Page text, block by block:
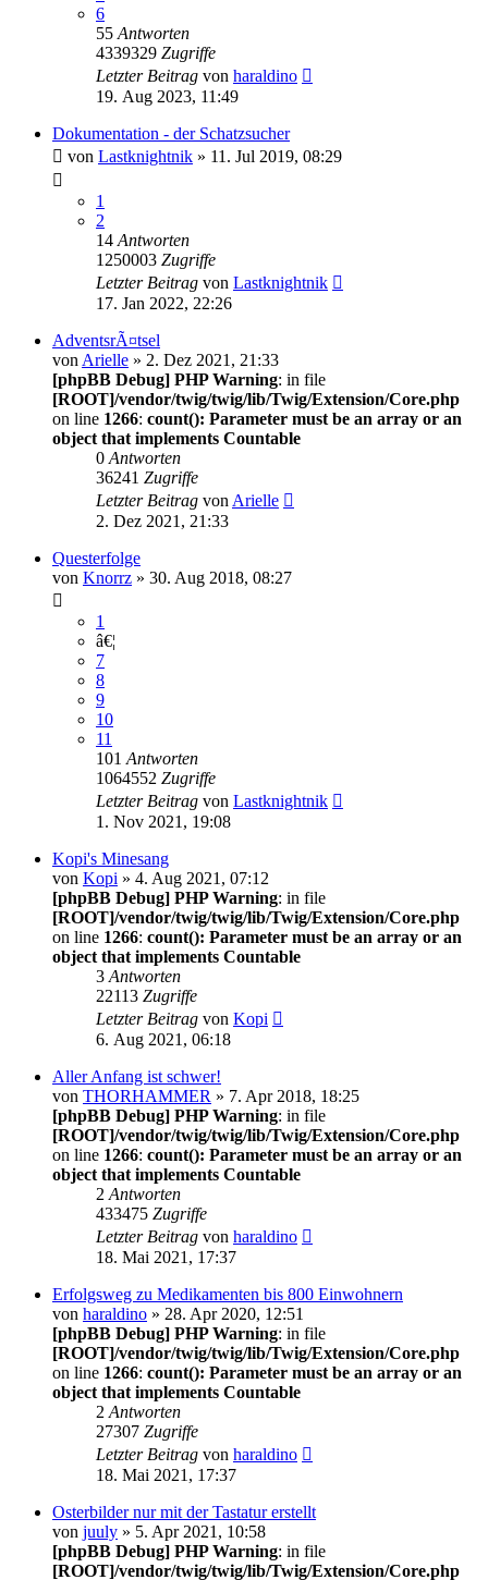
6
55 Antworten
4339329 Zugriffe
Letzter Beitrag von haraldino
19. Aug 2023, 11:49
Dokumentation - der Schatzsucher
von Lastknightnik » 11. Jul 2019, 08:29
1
2
14 Antworten
1250003 Zugriffe
Letzter Beitrag von Lastknightnik
17. Jan 2022, 22:26
AdventsrÃ¤tsel
von Arielle » 2. Dez 2021, 21:33
[phpBB Debug] PHP Warning: in file
[ROOT]/vendor/twig/twig/lib/Twig/Extension/Core.php
on line 1266: count(): Parameter must be an array or an
object that implements Countable
0 Antworten
36241 Zugriffe
Letzter Beitrag von Arielle
2. Dez 2021, 21:33
Questerfolge
von Knorrz » 30. Aug 2018, 08:27
1
â€¦
7
8
9
10
11
101 Antworten
1064552 Zugriffe
Letzter Beitrag von Lastknightnik
1. Nov 2021, 19:08
Kopi's Minesang
von Kopi » 4. Aug 2021, 07:12
[phpBB Debug] PHP Warning: in file
[ROOT]/vendor/twig/twig/lib/Twig/Extension/Core.php
on line 1266: count(): Parameter must be an array or an
object that implements Countable
3 Antworten
22113 Zugriffe
Letzter Beitrag von Kopi
6. Aug 2021, 06:18
Aller Anfang ist schwer!
von THORHAMMER » 7. Apr 2018, 18:25
[phpBB Debug] PHP Warning: in file
[ROOT]/vendor/twig/twig/lib/Twig/Extension/Core.php
on line 1266: count(): Parameter must be an array or an
object that implements Countable
2 Antworten
433475 Zugriffe
Letzter Beitrag von haraldino
18. Mai 2021, 17:37
Erfolgsweg zu Medikamenten bis 800 Einwohnern
von haraldino » 28. Apr 2020, 12:51
[phpBB Debug] PHP Warning: in file
[ROOT]/vendor/twig/twig/lib/Twig/Extension/Core.php
on line 1266: count(): Parameter must be an array or an
object that implements Countable
2 Antworten
27307 Zugriffe
Letzter Beitrag von haraldino
18. Mai 2021, 17:37
Osterbilder nur mit der Tastatur erstellt
von juuly » 5. Apr 2021, 10:58
[phpBB Debug] PHP Warning: in file
[ROOT]/vendor/twig/twig/lib/Twig/Extension/Core.php